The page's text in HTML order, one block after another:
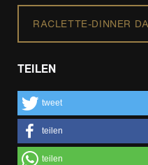
RACLETTE-DINNER
TEILEN
tweet
teilen
teilen